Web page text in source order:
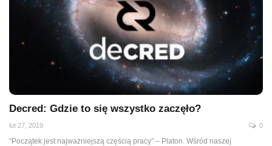
Decred: Gdzie to się wszystko zaczęło?
lut 27, 2019 0
“Początek jest najważniejszą częścią pracy” – Platon. Wśród naszej